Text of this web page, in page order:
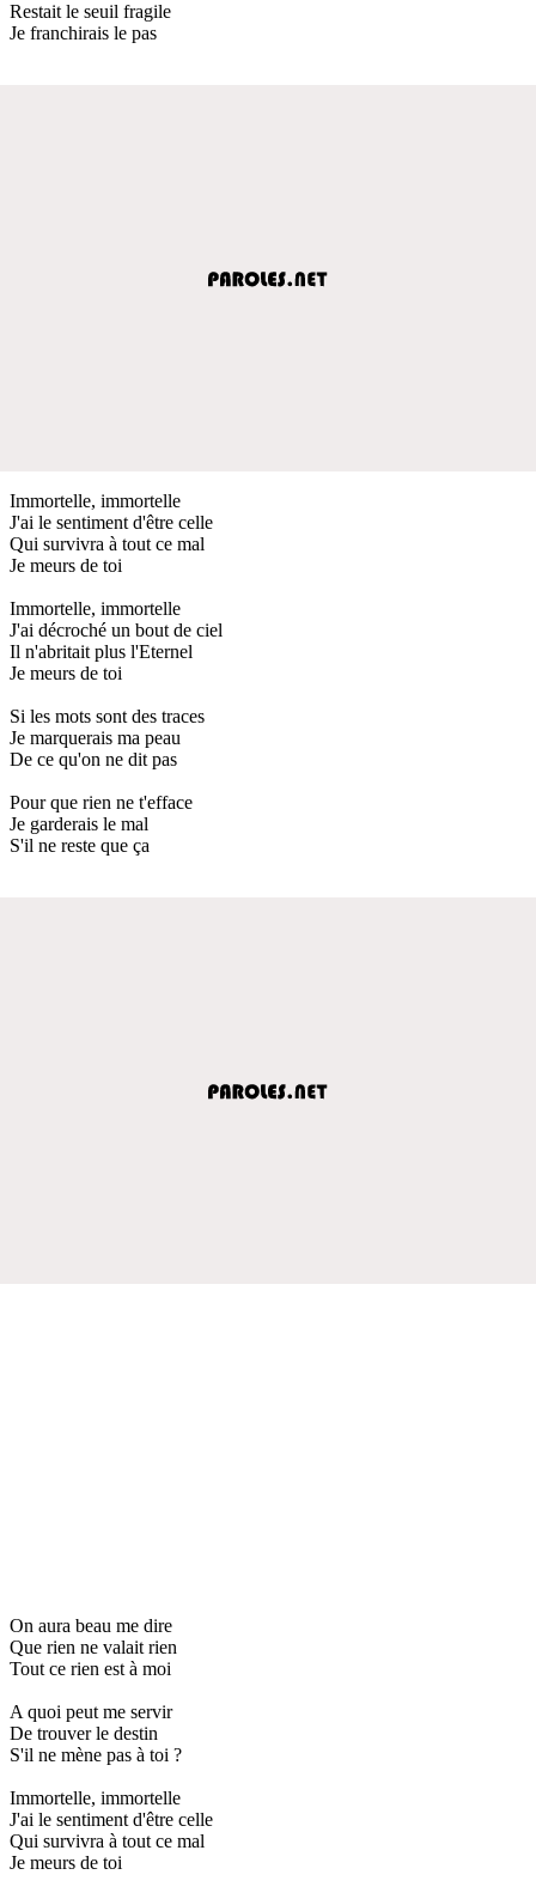
Restait le seuil fragile
Je franchirais le pas
Immortelle, immortelle
J'ai le sentiment d'être celle
Qui survivra à tout ce mal
Je meurs de toi
Immortelle, immortelle
J'ai décroché un bout de ciel
Il n'abritait plus l'Eternel
Je meurs de toi
Si les mots sont des traces
Je marquerais ma peau
De ce qu'on ne dit pas
Pour que rien ne t'efface
Je garderais le mal
S'il ne reste que ça
On aura beau me dire
Que rien ne valait rien
Tout ce rien est à moi
A quoi peut me servir
De trouver le destin
S'il ne mène pas à toi ?
Immortelle, immortelle
J'ai le sentiment d'être celle
Qui survivra à tout ce mal
Je meurs de toi